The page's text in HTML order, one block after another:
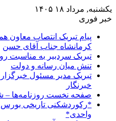
یکشنبه, مرداد ۱۸ ۱۴۰۵
خبر فوری
پیام تبریک انتصاب معاون
کرمانشاه جناب آقای حسن
تبریک سردبیر به مناسبت روز
تنش میان رسانه و دولت
تبریک مدیر مسئول
خبرنگار
صفحه نخست روزنامه‌ها – شنبه ۱۷
واحدی*